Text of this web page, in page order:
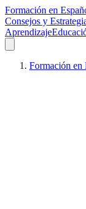
Formación en
Consejos y
Aprendizaje
Formación en